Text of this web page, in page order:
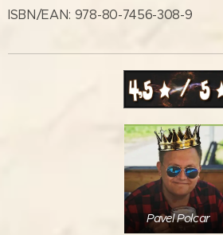
ISBN/EAN: 978-80-7456-308-9
Pavel Polcar